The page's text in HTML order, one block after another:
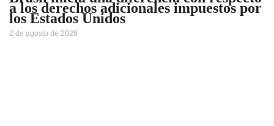
a los derechos adicionales impuestos por
los Estados Unidos
2 de agosto de 2026